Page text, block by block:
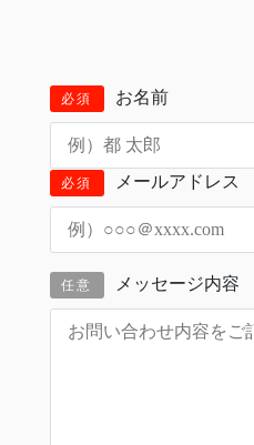
必須 お名前
必須 メールアドレス
任意 メッセージ内容